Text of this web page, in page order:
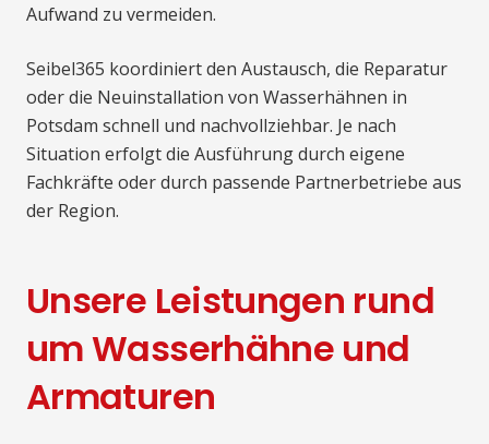
Aufwand zu vermeiden.
Seibel365 koordiniert den Austausch, die Reparatur
oder die Neuinstallation von Wasserhähnen in
Potsdam schnell und nachvollziehbar. Je nach
Situation erfolgt die Ausführung durch eigene
Fachkräfte oder durch passende Partnerbetriebe aus
der Region.
Unsere Leistungen rund
um Wasserhähne und
Armaturen